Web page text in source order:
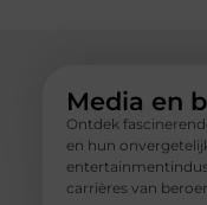
Media en
Ontdek
en hun
carrières van